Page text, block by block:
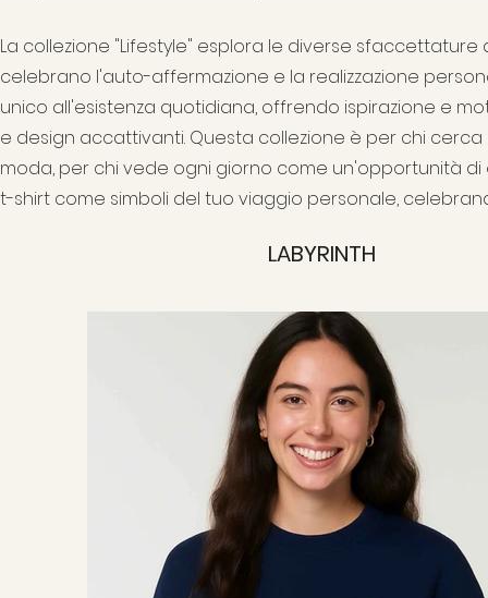
La collezione "Lifestyle" esplora le diverse
celebrano l'auto-affermazione e la realizzazione
unico all'esistenza quotidiana, offrendo ispirazione e
e design accattivanti. Questa collezione è per chi
moda, per chi vede ogni giorno come un'opportunità
t-shirt come simboli del tuo viaggio personale,
LABYRINTH